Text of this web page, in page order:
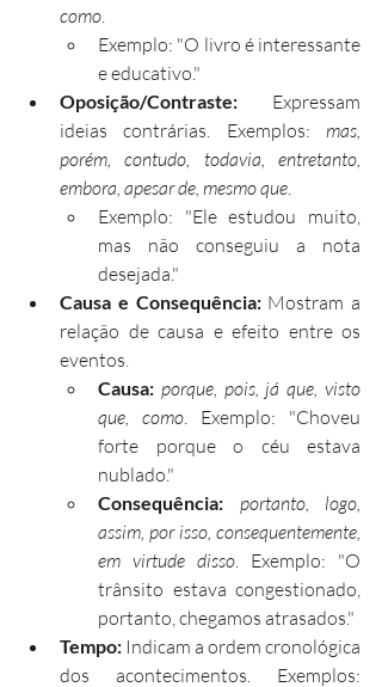
como
Exemplo: "O livro é interessante
e educativo."
Oposição/Contraste: Expressam
ideias contrárias. Exemplos: mas,
porém, contudo, todavia, entretanto,
embora, apesar de, mesmo que
Exemplo: "Ele estudou muito,
mas não conseguiu a nota
desejada."
Causa e Consequência: Mostram a
relação de causa e efeito entre os
eventos.
Causa: porque, pois, já que, visto
que, como . Exemplo: "Choveu
forte porque o céu estava
nublado."
Consequência:
portanto, logo,
assim, por isso, consequentemente,
em virtude disso . Exemplo: "O
trânsito estava congestionado,
portanto, chegamos atrasados."
Tempo: Indicam a ordem cronológica